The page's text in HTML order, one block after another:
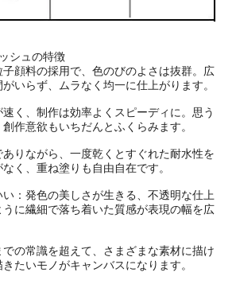
シュの特徴
顔料の採用で、色のびのよさは抜群。広
いらず、ムラなく均一に仕上がります。
く、制作は効率よくスピーディに。思う
作意欲もいちだんとふくらみます。
りながら、一度乾くとすぐれた耐水性を
く、重ね塗りも自由自在です。
：発色の美しさが生きる、不透明な仕上
に繊細で落ち着いた質感が表現の幅を広
の常識を超えて、さまざまな素材に描け
たいモノがキャンバスになります。